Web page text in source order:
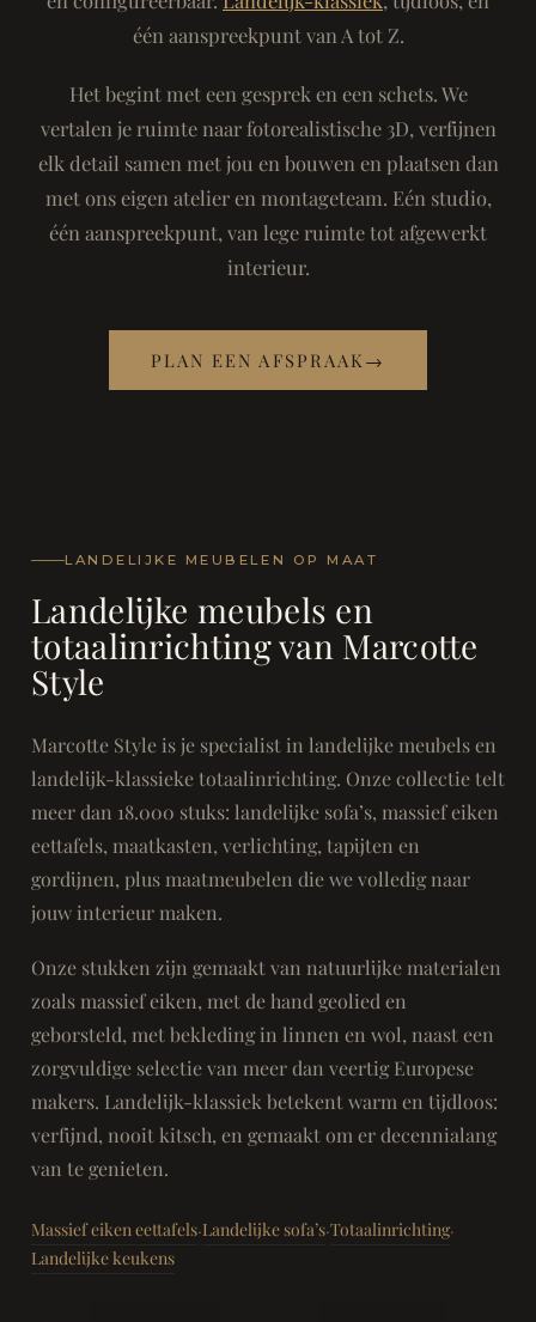
één aanspreekpunt van A tot Z.
Het begint met een gesprek en een schets. We
vertalen je ruimte naar fotorealistische 3D, verfijnen
elk detail samen met jou en bouwen en plaatsen dan
met ons eigen atelier en montageteam. Eén studio,
één aanspreekpunt, van lege ruimte tot afgewerkt
interieur.
PLAN EEN AFSPRAAK →
LANDELIJKE MEUBELEN OP MAAT
Landelijke meubels en
totaalinrichting van Marcotte
Style
Marcotte Style is je specialist in landelijke meubels en
landelijk-klassieke totaalinrichting. Onze collectie telt
meer dan 18.000 stuks: landelijke sofa’s, massief eiken
eettafels, maatkasten, verlichting, tapijten en
gordijnen, plus maatmeubelen die we volledig naar
jouw interieur maken.
Onze stukken zijn gemaakt van natuurlijke materialen
zoals massief eiken, met de hand geolied en
geborsteld, met bekleding in linnen en wol, naast een
zorgvuldige selectie van meer dan veertig Europese
makers. Landelijk-klassiek betekent warm en tijdloos:
verfijnd, nooit kitsch, en gemaakt om er decennialang
van te genieten.
Massief eiken eettafels·Landelijke sofa’s·Totaalinrichting·
Landelijke keukens